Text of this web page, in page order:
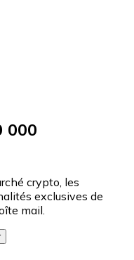
000
crypto, les
exclusives de
mail.